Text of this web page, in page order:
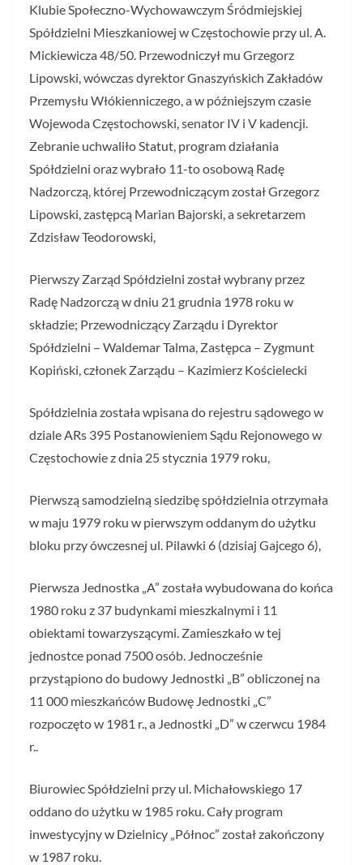
Klubie Społeczno-Wychowawczym Śródmiejskiej
Spółdzielni Mieszkaniowej w Częstochowie przy ul. A.
Mickiewicza 48/50. Przewodniczył mu Grzegorz
Lipowski, wówczas dyrektor Gnaszyńskich Zakładów
Przemysłu Włókienniczego, a w późniejszym czasie
Wojewoda Częstochowski, senator IV i V kadencji.
Zebranie uchwaliło Statut, program działania
Spółdzielni oraz wybrało 11-to osobową Radę
Nadzorczą, której Przewodniczącym został Grzegorz
Lipowski, zastępcą Marian Bajorski, a sekretarzem
Zdzisław Teodorowski,
Pierwszy Zarząd Spółdzielni został wybrany przez
Radę Nadzorczą w dniu 21 grudnia 1978 roku w
składzie; Przewodniczący Zarządu i Dyrektor
Spółdzielni – Waldemar Talma, Zastępca – Zygmunt
Kopiński, członek Zarządu – Kazimierz Kościelecki
Spółdzielnia została wpisana do rejestru sądowego w
dziale ARs 395 Postanowieniem Sądu Rejonowego w
Częstochowie z dnia 25 stycznia 1979 roku,
Pierwszą samodzielną siedzibę spółdzielnia otrzymała
w maju 1979 roku w pierwszym oddanym do użytku
bloku przy ówczesnej ul. Pilawki 6 (dzisiaj Gajcego 6),
Pierwsza Jednostka „A” została wybudowana do końca
1980 roku z 37 budynkami mieszkalnymi i 11
obiektami towarzyszącymi. Zamieszkało w tej
jednostce ponad 7500 osób. Jednocześnie
przystąpiono do budowy Jednostki „B” obliczonej na
11 000 mieszkańców Budowę Jednostki „C”
rozpoczęto w 1981 r., a Jednostki „D” w czerwcu 1984
r..
Biurowiec Spółdzielni przy ul. Michałowskiego 17
oddano do użytku w 1985 roku. Cały program
inwestycyjny w Dzielnicy „Północ” został zakończony
w 1987 roku.